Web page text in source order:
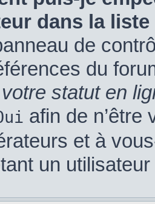
dans la
de
du
statut en
afin de n’être
et à
un